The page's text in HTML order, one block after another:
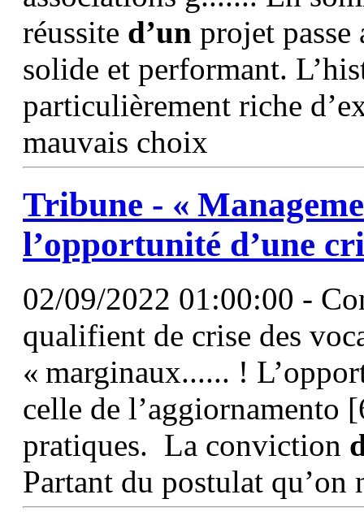
réussite d’un projet
solide et performant.
particulièrement riche
mauvais choix
Tribune - «
l’opportunité d’une
02/09/2022 01:00:00 -
qualifient de crise des
« marginaux...... !
celle de l’aggiornamento
pratiques. La conviction
Partant du postulat qu’on